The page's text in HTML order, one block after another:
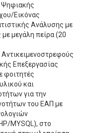
Ψηφιακής
Εικόνας
Ανάλυσης με
μεγάλη πείρα (20
Επεξεργασίας
φοιτητές
και
για την
του ΕΑΠ με
MYSQL), στο